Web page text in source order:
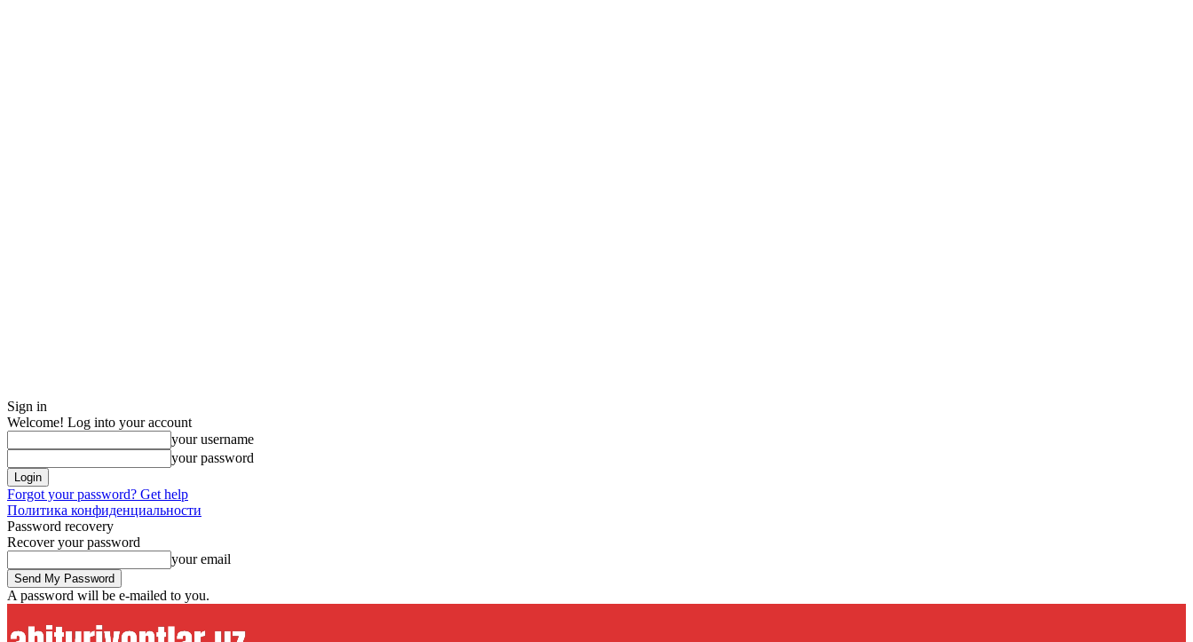
Sign in
Welcome! Log into your account
your username
your password
Forgot your password? Get help
Политика конфиденциальности
Password recovery
Recover your password
your email
A password will be e-mailed to you.